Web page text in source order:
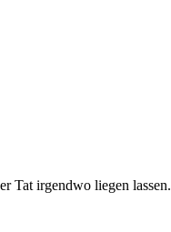
Tat irgendwo liegen lassen.